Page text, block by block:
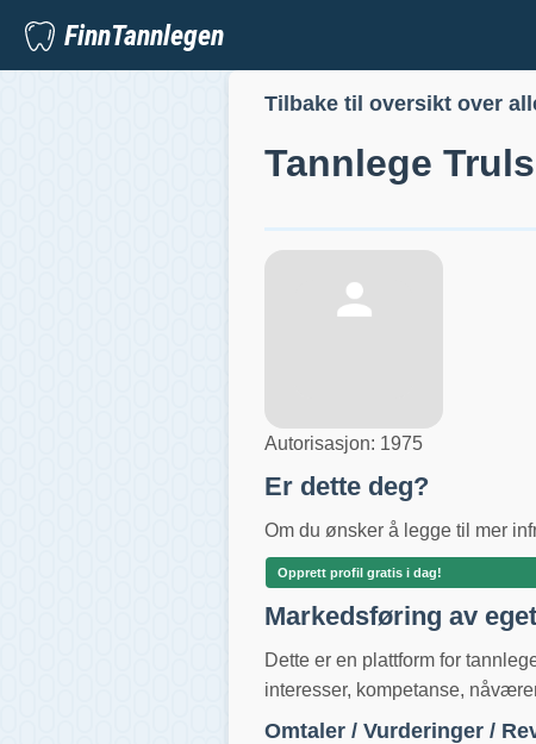
FinnTannlegen
Tilbake til oversikt over
Tannlege
Autorisasjon: 1975
Er dette deg?
Om du ønsker å legge til mer
Opprett profil gratis i dag!
Markedsføring av
Dette er en plattform for
interesser, kompetanse,
Omtaler / Vurderinger /